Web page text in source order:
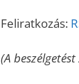
EMBED
Feliratkozás:
(A